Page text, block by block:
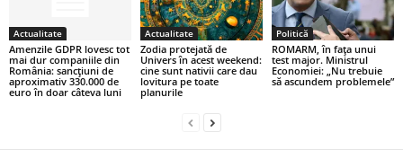
Actualitate
Amenzile GDPR lovesc tot
mai dur companiile din
România: sancțiuni de
aproximativ 330.000 de
euro în doar câteva luni
Actualitate
Zodia protejată de
Univers în acest weekend:
cine sunt nativii care dau
lovitura pe toate
planurile
Politică
ROMARM, în fața unui
test major. Ministrul
Economiei: „Nu trebuie
să ascundem problemele”